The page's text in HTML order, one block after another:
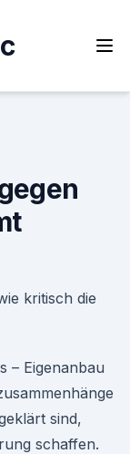
kritisch die
– Eigenanbau
sind,
schaffen.